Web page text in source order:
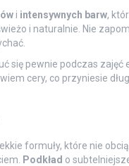
i intensywnych barw,
i naturalnie. Nie
się pewnie podczas zajęć
cery, co przyniesie
formuły, które nie
Podkład o